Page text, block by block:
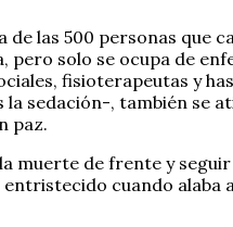
de las 500 personas
pero solo se ocupa de
fisioterapeutas y
sedación-, también se
paz.
muerte de frente y
cuando alaba